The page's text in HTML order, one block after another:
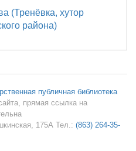
(Тренёвка, хутор
района)
публичная библиотека
прямая ссылка на
175А Тел.: (863) 264-35-